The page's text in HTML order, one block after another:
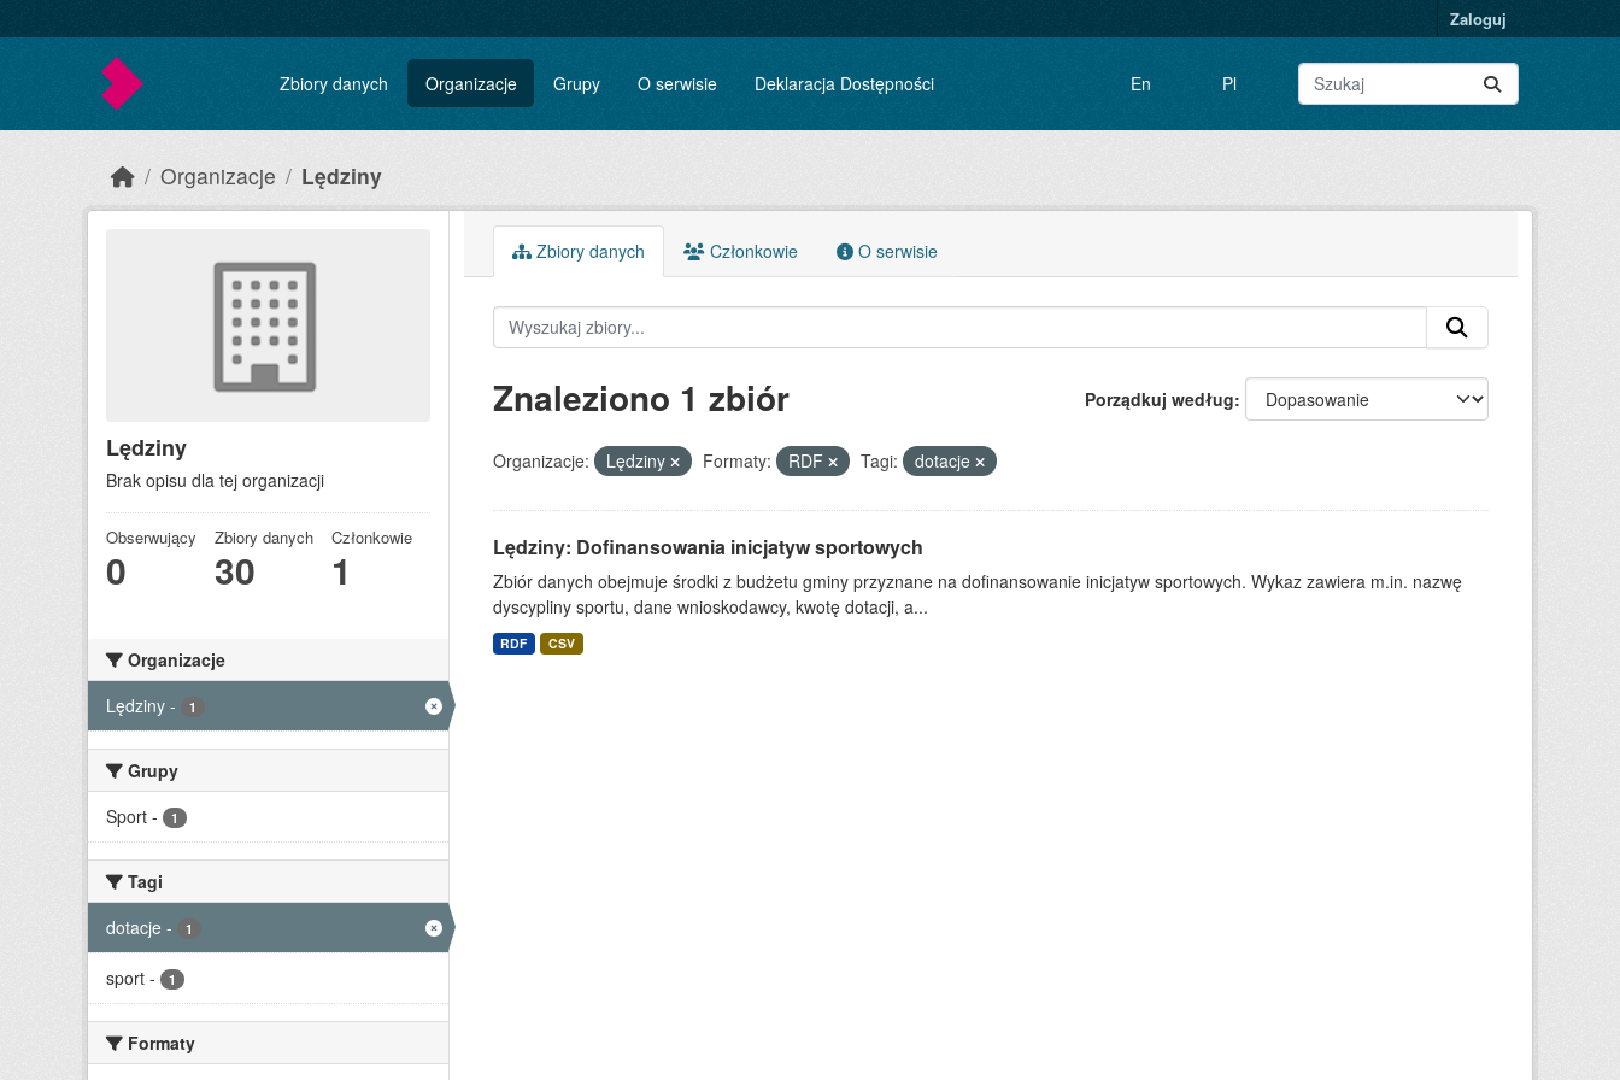
Zaloguj
Zbiory danych Organizacje Grupy O serwisie Deklaracja Dostępności En Pl
Organizacje Lędziny
Lędziny
Brak opisu dla tej organizacji
Obserwujący
0
Zbiory danych
30
Członkowie
1
Organizacje
Lędziny - 1
Grupy
Sport - 1
Tagi
dotacje - 1
sport - 1
Formaty
Zbiory danych Członkowie O serwisie
Porządkuj według
Znaleziono 1 zbiór
Organizacje: Lędziny Formaty: RDF Tagi: dotacje
Lędziny: Dofinansowania inicjatyw sportowych
Zbiór danych obejmuje środki z budżetu gminy przyznane na dofinansowanie inicjatyw sportowych. Wykaz zawiera m.in. nazwę
dyscypliny sportu, dane wnioskodawcy, kwotę dotacji, a...
RDF CSV